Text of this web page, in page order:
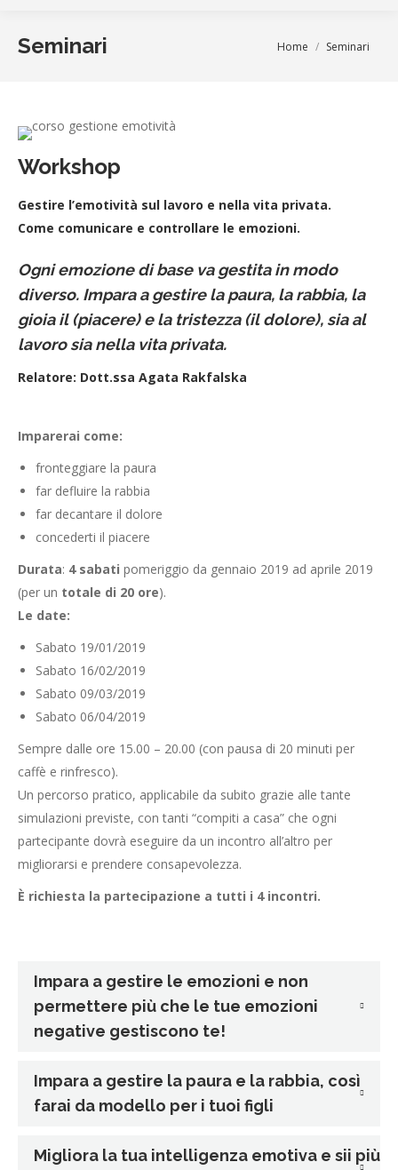
Seminari You are here:
Home Seminari
Workshop
Gestire l’emotività sul lavoro e nella vita privata.
Come comunicare e controllare le emozioni.
Ogni emozione di base va gestita in modo
diverso. Impara a gestire la paura, la rabbia, la
gioia il (piacere) e la tristezza (il dolore), sia al
lavoro sia nella vita privata.
Relatore: Dott.ssa Agata Rakfalska
Imparerai come:
fronteggiare la paura
far defluire la rabbia
far decantare il dolore
concederti il piacere
Durata: 4 sabati pomeriggio da gennaio 2019 ad aprile 2019
(per un totale di 20 ore).
Le date:
Sabato 19/01/2019
Sabato 16/02/2019
Sabato 09/03/2019
Sabato 06/04/2019
Sempre dalle ore 15.00 – 20.00 (con pausa di 20 minuti per
caffè e rinfresco).
Un percorso pratico, applicabile da subito grazie alle tante
simulazioni previste, con tanti “compiti a casa” che ogni
partecipante dovrà eseguire da un incontro all’altro per
migliorarsi e prendere consapevolezza.
È richiesta la partecipazione a tutti i 4 incontri.
Impara a gestire le emozioni e non
permettere più che le tue emozioni
negative gestiscono te!
Impara a gestire la paura e la rabbia, così
farai da modello per i tuoi figli
Migliora la tua intelligenza emotiva e sii più